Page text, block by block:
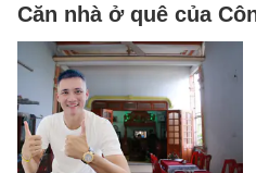
Căn nhà ở quê của